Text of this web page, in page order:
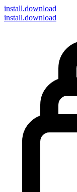
install.download
install.download